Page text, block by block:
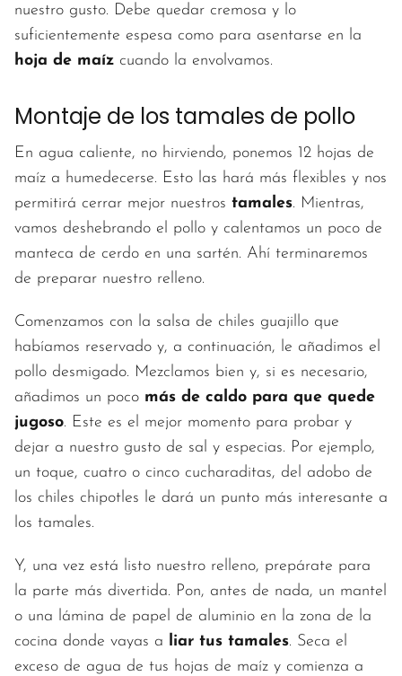
nuestro gusto. Debe quedar cremosa y lo
suficientemente espesa como para asentarse en la
hoja de maíz cuando la envolvamos.
Montaje de los tamales de pollo
En agua caliente, no hirviendo, ponemos 12 hojas de
maíz a humedecerse. Esto las hará más flexibles y nos
permitirá cerrar mejor nuestros tamales. Mientras,
vamos deshebrando el pollo y calentamos un poco de
manteca de cerdo en una sartén. Ahí terminaremos
de preparar nuestro relleno.
Comenzamos con la salsa de chiles guajillo que
habíamos reservado y, a continuación, le añadimos el
pollo desmigado. Mezclamos bien y, si es necesario,
añadimos un poco más de caldo para que quede
jugoso. Este es el mejor momento para probar y
dejar a nuestro gusto de sal y especias. Por ejemplo,
un toque, cuatro o cinco cucharaditas, del adobo de
los chiles chipotles le dará un punto más interesante a
los tamales.
Y, una vez está listo nuestro relleno, prepárate para
la parte más divertida. Pon, antes de nada, un mantel
o una lámina de papel de aluminio en la zona de la
cocina donde vayas a liar tus tamales. Seca el
exceso de agua de tus hojas de maíz y comienza a